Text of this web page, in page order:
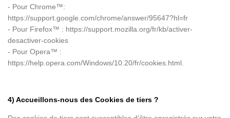
- Pour Chrome™:
https://support.google.com/chrome/answer/95647?hl=fr
- Pour Firefox™ : https://support.mozilla.org/fr/kb/activer-
desactiver-cookies
- Pour Opera™ :
https://help.opera.com/Windows/10.20/fr/cookies.html.
4) Accueillons-nous des Cookies de tiers ?